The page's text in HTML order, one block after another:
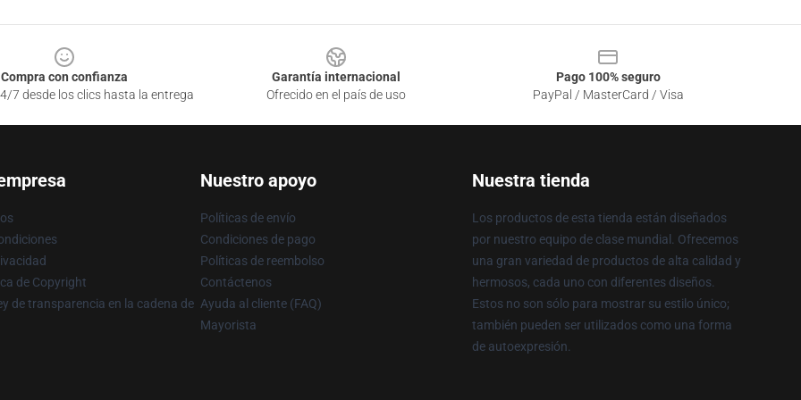
Compra con confianza
7 desde los clics hasta la entrega
Garantía internacional
Ofrecido en el país de uso
Pago 100% seguro
PayPal / MasterCard / Visa
de Copyright
de transparencia en la cadena de
Nuestro apoyo
Políticas de envío
Condiciones de pago
Políticas de reembolso
Contáctenos
Ayuda al cliente (FAQ)
Mayorista
Nuestra tienda
Los productos de esta tienda están diseñados
por nuestro equipo de clase mundial. Ofrecemos
una gran variedad de productos de alta calidad y
hermosos, cada uno con diferentes diseños.
Estos no son sólo para mostrar su estilo único;
también pueden ser utilizados como una forma
de autoexpresión.